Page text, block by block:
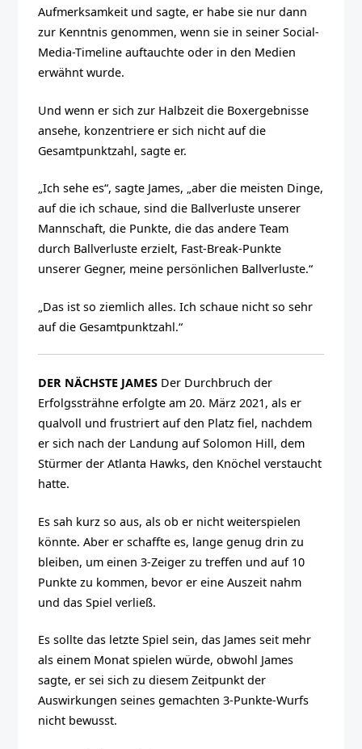
Aufmerksamkeit und sagte, er habe sie nur dann
zur Kenntnis genommen, wenn sie in seiner Social-
Media-Timeline auftauchte oder in den Medien
erwähnt wurde.
Und wenn er sich zur Halbzeit die Boxergebnisse
ansehe, konzentriere er sich nicht auf die
Gesamtpunktzahl, sagte er.
„Ich sehe es“, sagte James, „aber die meisten Dinge,
auf die ich schaue, sind die Ballverluste unserer
Mannschaft, die Punkte, die das andere Team
durch Ballverluste erzielt, Fast-Break-Punkte
unserer Gegner, meine persönlichen Ballverluste.“
„Das ist so ziemlich alles. Ich schaue nicht so sehr
auf die Gesamtpunktzahl.“
DER NÄCHSTE JAMES Der Durchbruch der
Erfolgssträhne erfolgte am 20. März 2021, als er
qualvoll und frustriert auf den Platz fiel, nachdem
er sich nach der Landung auf Solomon Hill, dem
Stürmer der Atlanta Hawks, den Knöchel verstaucht
hatte.
Es sah kurz so aus, als ob er nicht weiterspielen
könnte. Aber er schaffte es, lange genug drin zu
bleiben, um einen 3-Zeiger zu treffen und auf 10
Punkte zu kommen, bevor er eine Auszeit nahm
und das Spiel verließ.
Es sollte das letzte Spiel sein, das James seit mehr
als einem Monat spielen würde, obwohl James
sagte, er sei sich zu diesem Zeitpunkt der
Auswirkungen seines gemachten 3-Punkte-Wurfs
nicht bewusst.